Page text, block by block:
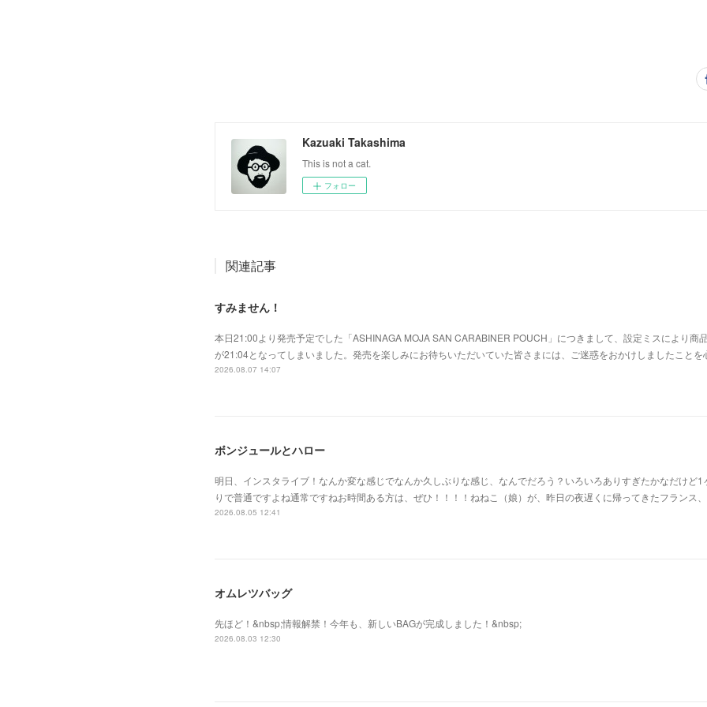
Kazuaki Takashima
This is not a cat.
フォロー
関連記事
すみません！
本日21:00より発売予定でした「ASHINAGA MOJA SAN CARABINER POUCH」につきまして、設定ミスにより商
が21:04となってしまいました。発売を楽しみにお待ちいただいていた皆さまには、ご迷惑をおかけしましたこと
2026.08.07 14:07
ボンジュールとハロー
明日、インスタライブ！なんか変な感じでなんか久しぶりな感じ、なんでだろう？いろいろありすぎたかなだけど1
りで普通ですよね通常ですねお時間ある方は、ぜひ！！！！ねねこ（娘）が、昨日の夜遅くに帰ってきたフランス
2026.08.05 12:41
オムレツバッグ
先ほど！&nbsp;情報解禁！今年も、新しいBAGが完成しました！&nbsp;
2026.08.03 12:30